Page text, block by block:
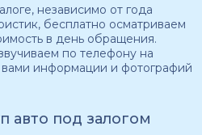
независимо от года
бесплатно осматриваем
в день обращения.
по телефону на
информации и фотографий
авто под залогом